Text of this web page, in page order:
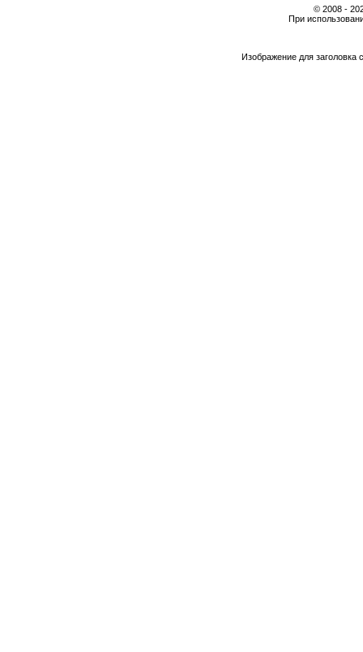
© 2008 -
При
Изображение для